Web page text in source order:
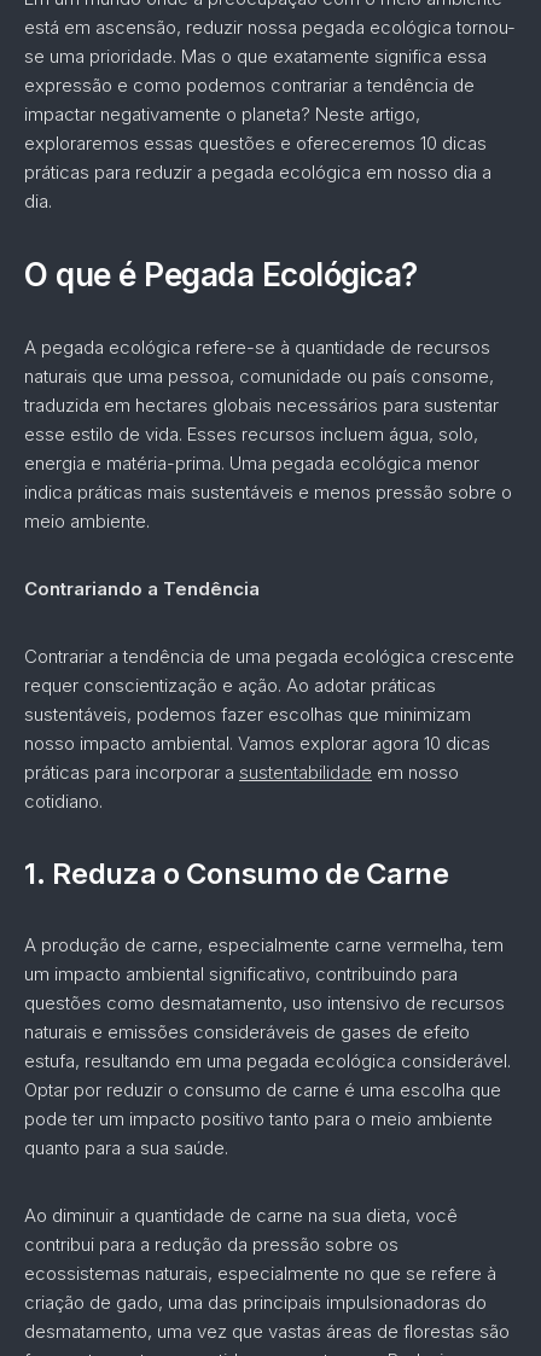
está em ascensão, reduzir nossa pegada ecológica tornou-
se uma prioridade. Mas o que exatamente significa essa
expressão e como podemos contrariar a tendência de
impactar negativamente o planeta? Neste artigo,
exploraremos essas questões e ofereceremos 10 dicas
práticas para reduzir a pegada ecológica em nosso dia a
dia.
O que é Pegada Ecológica?
A pegada ecológica refere-se à quantidade de recursos
naturais que uma pessoa, comunidade ou país consome,
traduzida em hectares globais necessários para sustentar
esse estilo de vida. Esses recursos incluem água, solo,
energia e matéria-prima. Uma pegada ecológica menor
indica práticas mais sustentáveis e menos pressão sobre o
meio ambiente.
Contrariando a Tendência
Contrariar a tendência de uma pegada ecológica crescente
requer conscientização e ação. Ao adotar práticas
sustentáveis, podemos fazer escolhas que minimizam
nosso impacto ambiental. Vamos explorar agora 10 dicas
práticas para incorporar a sustentabilidade em nosso
cotidiano.
1. Reduza o Consumo de Carne
A produção de carne, especialmente carne vermelha, tem
um impacto ambiental significativo, contribuindo para
questões como desmatamento, uso intensivo de recursos
naturais e emissões consideráveis de gases de efeito
estufa, resultando em uma pegada ecológica considerável.
Optar por reduzir o consumo de carne é uma escolha que
pode ter um impacto positivo tanto para o meio ambiente
quanto para a sua saúde.
Ao diminuir a quantidade de carne na sua dieta, você
contribui para a redução da pressão sobre os
ecossistemas naturais, especialmente no que se refere à
criação de gado, uma das principais impulsionadoras do
desmatamento, uma vez que vastas áreas de florestas são